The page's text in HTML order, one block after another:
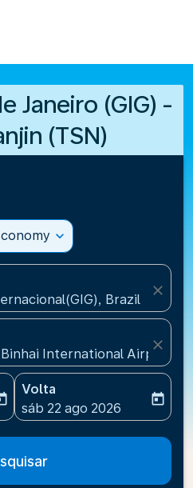
Janeiro (GIG) -
(TSN)
expand_more
Brazil
close
International
close
date-aria-label
Volta
fc-booking-return-date-
sáb 22 ago 2026
today